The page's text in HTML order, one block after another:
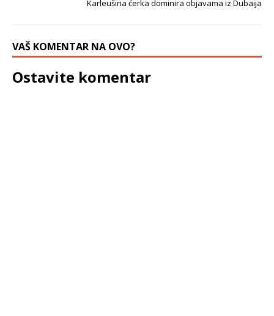
Karleušina ćerka dominira objavama iz Dubaija
VAŠ KOMENTAR NA OVO?
Ostavite komentar